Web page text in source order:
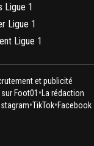
Ligue 1
Ligue 1
Ligue 1
et publicité
Foot01 •La rédaction
•TikTok•Facebook